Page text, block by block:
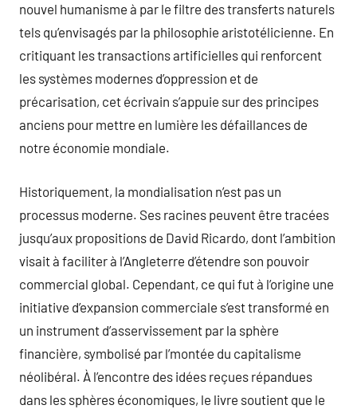
nouvel humanisme à par le filtre des transferts naturels
tels qu’envisagés par la philosophie aristotélicienne. En
critiquant les transactions artificielles qui renforcent
les systèmes modernes d’oppression et de
précarisation, cet écrivain s’appuie sur des principes
anciens pour mettre en lumière les défaillances de
notre économie mondiale.
Historiquement, la mondialisation n’est pas un
processus moderne. Ses racines peuvent être tracées
jusqu’aux propositions de David Ricardo, dont l’ambition
visait à faciliter à l’Angleterre d’étendre son pouvoir
commercial global. Cependant, ce qui fut à l’origine une
initiative d’expansion commerciale s’est transformé en
un instrument d’asservissement par la sphère
financière, symbolisé par l’montée du capitalisme
néolibéral. À l’encontre des idées reçues répandues
dans les sphères économiques, le livre soutient que le